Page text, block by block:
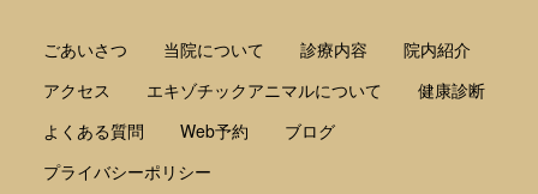
ごあいさつ 当院について 診療内容
院内紹介
アクセス
エキゾチックアニマルについて
健康診断
よくある質問
Web予約
ブログ
プライバシーポリシー